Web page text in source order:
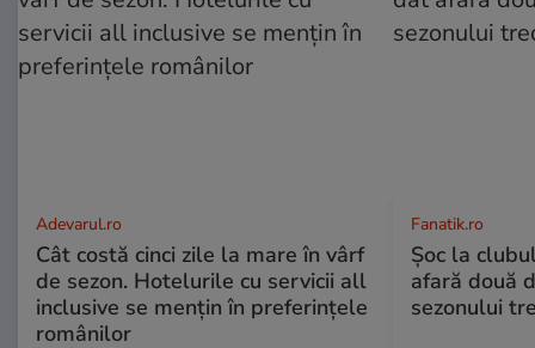
Adevarul.ro
Cât costă cinci zile la mare în vârf
de sezon. Hotelurile cu servicii all
inclusive se mențin în preferințele
românilor
Fanatik.ro
Șoc la
afară două
sezonului